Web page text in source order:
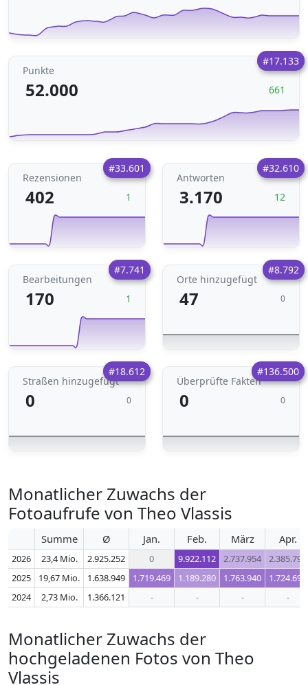
#17.133
Punkte
52.000 661
#33.601
Rezensionen
402 1
#32.610
Antworten
3.170 12
#7.741
Bearbeitungen
170 1
#8.792
Orte hinzugefügt
47 0
#18.612
Straßen hinzugefügt
0 0
#136.500
Überprüfte Fakten
0 0
Monatlicher Zuwachs der
Fotoaufrufe von Theo Vlassis
Summe Ø Jan. Feb. März Apr.
2026 23,4 Mio. 2.925.252 0 9.922.112 2.737.954
2.385.790
2025
19,67 Mio. 1.638.949 1.719.469 1.189.280 1.763.940
1.724.694
2024
2,73 Mio. 1.366.121 - - - -
Monatlicher Zuwachs der
hochgeladenen Fotos von Theo
Vlassis